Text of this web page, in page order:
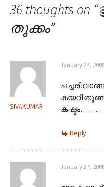
36 thoughts on “
തൂക്കം”
SIVAKUMAR
January 27,
പച്ചരി
കയറി
കഷ്ടം……..
Reply
January 27,